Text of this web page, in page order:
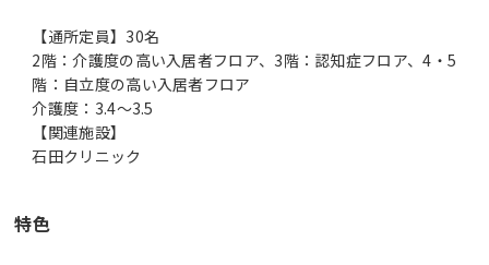
【通所定員】30名
2階：介護度の高い入居者フロア、3階：認知症フロア、4・5
階：自立度の高い入居者フロア
介護度：3.4～3.5
【関連施設】
石田クリニック
特色